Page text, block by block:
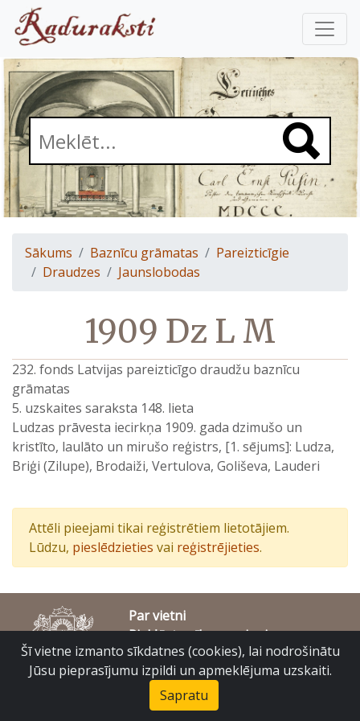
Sākums Baznīcu grāmatas
Pareizticīgie
Draudzes
Jaunslobodas
1909 Dz L M
232. fonds Latvijas pareizticīgo draudžu baznīcu
grāmatas
5. uzskaites saraksta 148. lieta
Ludzas prāvesta iecirkņa 1909. gada dzimušo un
kristīto, laulāto un mirušo reģistrs, [1. sējums]: Ludza,
Briģi (Zilupe), Brodaiži, Vertulova, Goliševa, Lauderi
Attēli pieejami tikai reģistrētiem lietotājiem.
Lūdzu, pieslēdzieties vai reģistrējieties.
Par vietni
Piekļūstamības paziņojums
© Latvijas Valsts vēstures arhīvs 2007-2026
Slokas iela 16, Rīga, LV – 1048
raduraksti@arhivi.gov.lv
Šī vietne izmanto sīkdatnes (cookies), lai nodrošinātu
Jūsu pieprasījumu izpildi un apmeklējuma uzskaiti.
Sapratu